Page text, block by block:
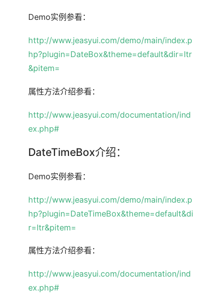
Demo实例参看：
http://www.jeasyui.com/demo/main/index.p
hp?plugin=DateBox&theme=default&dir=ltr
&pitem=
属性方法介绍参看：
http://www.jeasyui.com/documentation/ind
ex.php#
DateTimeBox介绍：
Demo实例参看：
http://www.jeasyui.com/demo/main/index.p
hp?plugin=DateTimeBox&theme=default&di
r=ltr&pitem=
属性方法介绍参看：
http://www.jeasyui.com/documentation/ind
ex.php#